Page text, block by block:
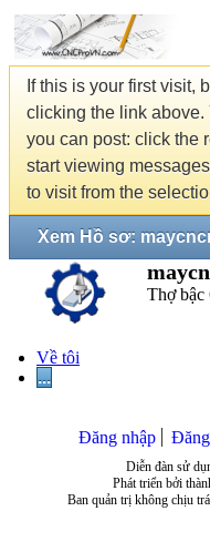
If this is your first visit,
clicking the link above.
you can post: click the
start viewing
to visit from the
Xem Hồ sơ:
Thợ bậc
Về tôi
...
Đăng nhập
Diễn đàn sử
Phát triển bởi
Ban quản trị không chịu